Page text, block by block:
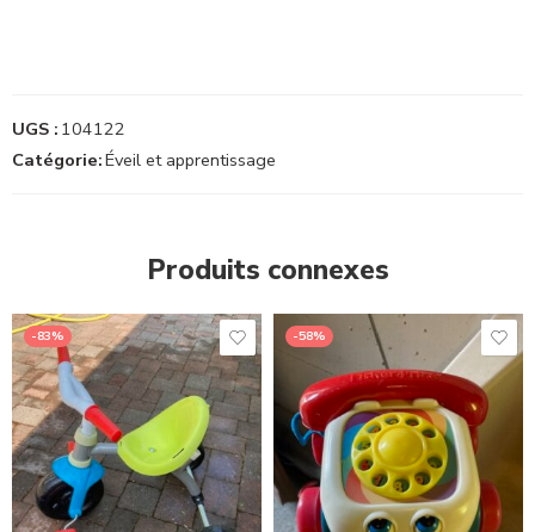
UGS : 104122
Catégorie:Éveil et apprentissage
Produits connexes
-83% -58%